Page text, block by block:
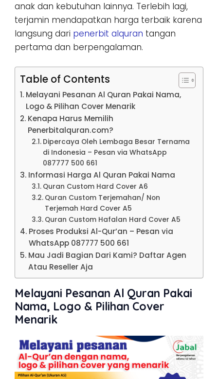
anak dan kebutuhan lainnya. Terlebih lagi,
terjamin mendapatkan harga terbaik karena
langsung dari penerbit alquran tangan
pertama dan berpengalaman.
Table of Contents
Melayani Pesanan Al Quran Pakai Nama,
Logo & Pilihan Cover Menarik
Kenapa Harus Memilih
Penerbitalquran.com?
Dipercaya Oleh Lembaga Besar Ternama
di Indonesia – Pesan via WhatsApp
087777 500 661
Informasi Harga Al Quran Pakai Nama
Quran Custom Hard Cover A6
Quran Custom Terjemahan/ Non
Terjemah Hard Cover A5
Quran Custom Hafalan Hard Cover A5
Proses Produksi Al-Qur’an – Pesan via
WhatsApp 087777 500 661
Mau Jadi Bagian Dari Kami? Daftar Agen
Atau Reseller Aja
Melayani Pesanan Al Quran Pakai
Nama, Logo & Pilihan Cover
Menarik